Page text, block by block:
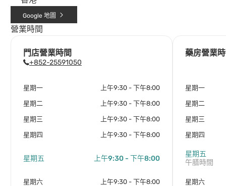
Google 地圖
營業時間
門店營業時間
+852-25591050
星期一 上午9:30 - 下午8:00
星期二 上午9:30 - 下午8:00
星期三 上午9:30 - 下午8:00
星期四 上午9:30 - 下午8:00
星期五 上午9:30 - 下午8:00
星期六 上午9:30 - 下午8:00
藥房營業
星期一
星期二
星期三
星期四
星期五
午膳時間
星期六